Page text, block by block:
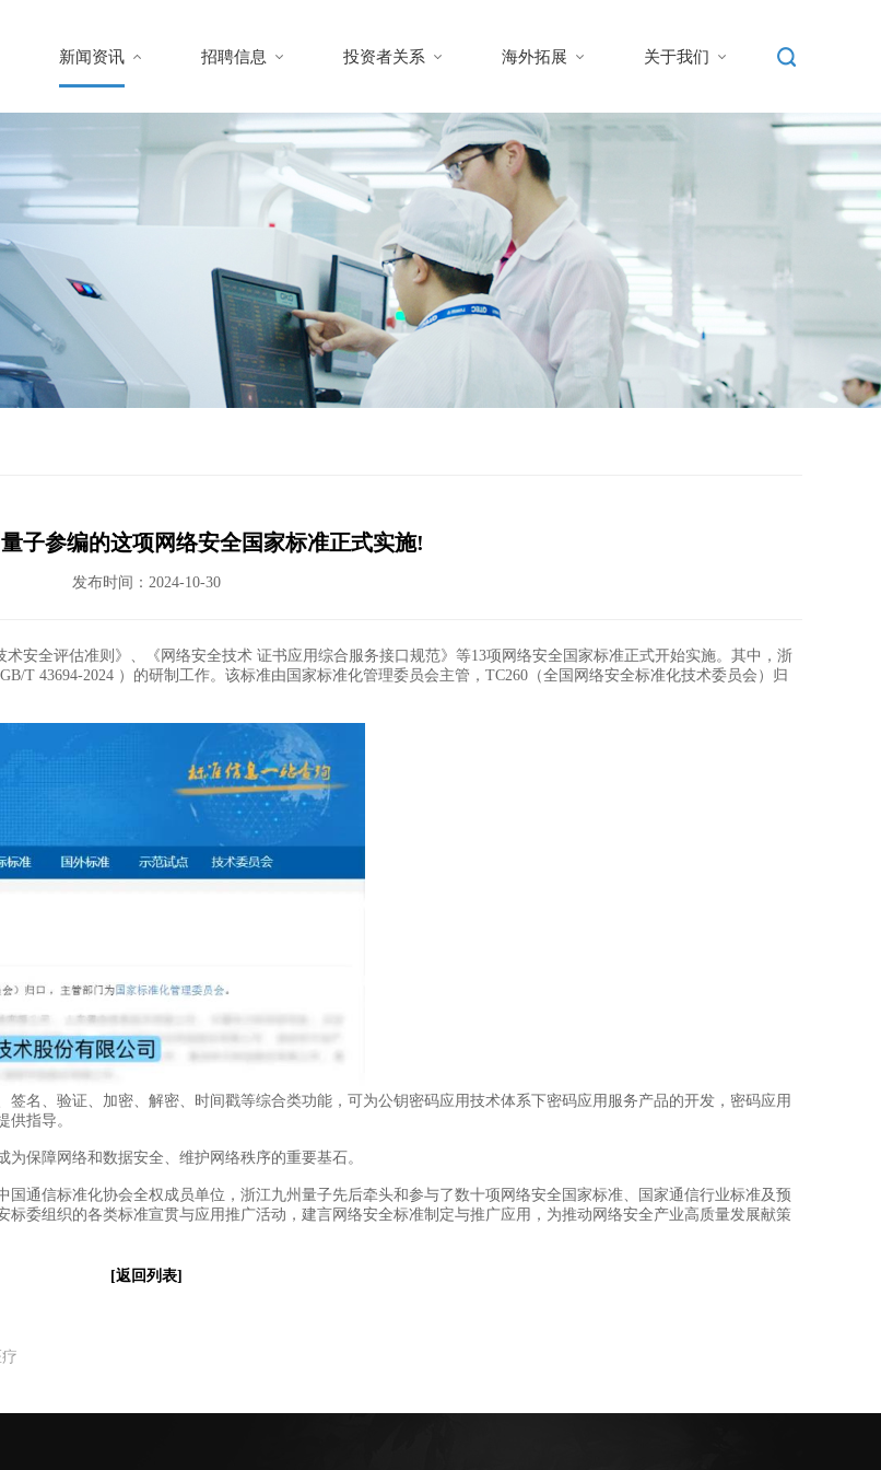
新闻资讯 招聘信息 投资者关系 海外拓展 关于我们
子参编的这项网络安全国家标准正式实施!
发布时间：2024-10-30
全评估准则》、《网络安全技术 证书应用综合服务接口规范》等13项网络安全国家标准正式开始实施。其中，浙
T 43694-2024 ）的研制工作。该标准由国家标准化管理委员会主管，TC260（全国网络安全标准化技术委员会）归
、验证、加密、解密、时间戳等综合类功能，可为公钥密码应用技术体系下密码应用服务产品的开发，密码应用
指导。
保障网络和数据安全、维护网络秩序的重要基石。
信标准化协会全权成员单位，浙江九州量子先后牵头和参与了数十项网络安全国家标准、国家通信行业标准及预
委组织的各类标准宣贯与应用推广活动，建言网络安全标准制定与推广应用，为推动网络安全产业高质量发展献策
[返回列表]